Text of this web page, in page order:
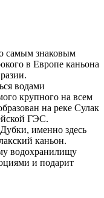
самым знаковым
в Европе каньона
водами
крупного на всем
на реке Сулак
ГЭС.
именно здесь
каньон.
водохранилищу
и подарит